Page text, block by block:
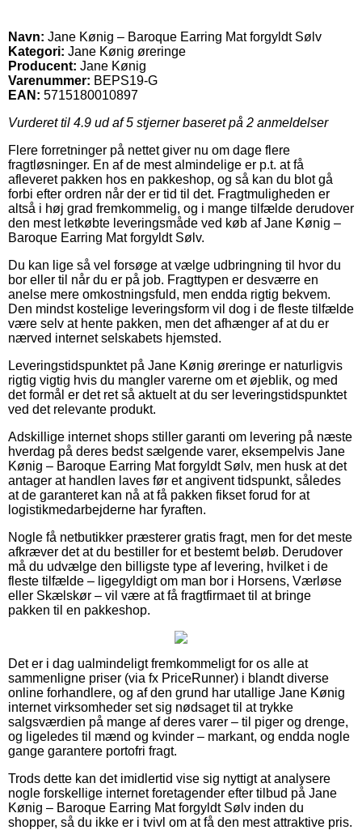
Navn: Jane Kønig – Baroque Earring Mat forgyldt Sølv
Kategori: Jane Kønig øreringe
Producent: Jane Kønig
Varenummer: BEPS19-G
EAN: 5715180010897
Vurderet til 4.9 ud af 5 stjerner baseret på 2 anmeldelser
Flere forretninger på nettet giver nu om dage flere
fragtløsninger. En af de mest almindelige er p.t. at få
afleveret pakken hos en pakkeshop, og så kan du blot gå
forbi efter ordren når der er tid til det. Fragtmuligheden er
altså i høj grad fremkommelig, og i mange tilfælde derudover
den mest letkøbte leveringsmåde ved køb af Jane Kønig –
Baroque Earring Mat forgyldt Sølv.
Du kan lige så vel forsøge at vælge udbringning til hvor du
bor eller til når du er på job. Fragttypen er desværre en
anelse mere omkostningsfuld, men endda rigtig bekvem.
Den mindst kostelige leveringsform vil dog i de fleste tilfælde
være selv at hente pakken, men det afhænger af at du er
nærved internet selskabets hjemsted.
Leveringstidspunktet på Jane Kønig øreringe er naturligvis
rigtig vigtig hvis du mangler varerne om et øjeblik, og med
det formål er det ret så aktuelt at du ser leveringstidspunktet
ved det relevante produkt.
Adskillige internet shops stiller garanti om levering på næste
hverdag på deres bedst sælgende varer, eksempelvis Jane
Kønig – Baroque Earring Mat forgyldt Sølv, men husk at det
antager at handlen laves før et angivent tidspunkt, således
at de garanteret kan nå at få pakken fikset forud for at
logistikmedarbejderne har fyraften.
Nogle få netbutikker præsterer gratis fragt, men for det meste
afkræver det at du bestiller for et bestemt beløb. Derudover
må du udvælge den billigste type af levering, hvilket i de
fleste tilfælde – ligegyldigt om man bor i Horsens, Værløse
eller Skælskør – vil være at få fragtfirmaet til at bringe
pakken til en pakkeshop.
Det er i dag ualmindeligt fremkommeligt for os alle at
sammenligne priser (via fx PriceRunner) i blandt diverse
online forhandlere, og af den grund har utallige Jane Kønig
internet virksomheder set sig nødsaget til at trykke
salgsværdien på mange af deres varer – til piger og drenge,
og ligeledes til mænd og kvinder – markant, og endda nogle
gange garantere portofri fragt.
Trods dette kan det imidlertid vise sig nyttigt at analysere
nogle forskellige internet foretagender efter tilbud på Jane
Kønig – Baroque Earring Mat forgyldt Sølv inden du
shopper, så du ikke er i tvivl om at få den mest attraktive pris.